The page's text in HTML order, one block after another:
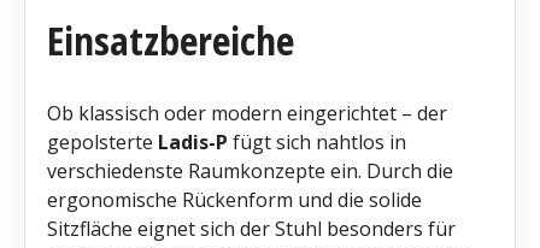
Einsatzbereiche
Ob klassisch oder modern eingerichtet – der
gepolsterte Ladis-P fügt sich nahtlos in
verschiedenste Raumkonzepte ein. Durch die
ergonomische Rückenform und die solide
Sitzfläche eignet sich der Stuhl besonders für